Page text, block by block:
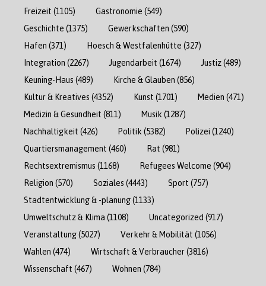
Freizeit (1105) Gastronomie (549)
Geschichte (1375) Gewerkschaften (590)
Hafen (371) Hoesch & Westfalenhütte (327)
Integration (2267) Jugendarbeit (1674) Justiz(489)
Keuning-Haus (489) Kirche & Glauben (856)
Kultur & Kreatives (4352) Kunst (1701) Medien (471)
Medizin & Gesundheit (811) Musik (1287)
Nachhaltigkeit (426) Politik (5382) Polizei (1240)
Quartiersmanagement (460) Rat (981)
Rechtsextremismus (1168) Refugees Welcome (904)
Religion (570) Soziales (4443) Sport (757)
Stadtentwicklung & -planung(1133)
Umweltschutz & Klima (1108) Uncategorized (917)
Veranstaltung(5027) Verkehr & Mobilität (1056)
Wahlen (474) Wirtschaft & Verbraucher(3816)
Wissenschaft (467) Wohnen (784)